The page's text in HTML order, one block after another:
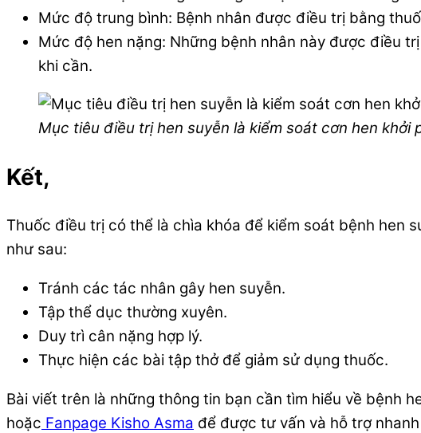
Mức độ trung bình: Bệnh nhân được điều trị bằng
Mức độ hen nặng: Những bệnh nhân này được điều
khi cần.
Mục tiêu điều trị hen suyễn là kiểm soát cơn hen khởi
Kết,
Thuốc điều trị có thể là chìa khóa để kiểm soát bệnh hen
như sau:
Tránh các tác nhân gây hen suyễn.
Tập thể dục thường xuyên.
Duy trì cân nặng hợp lý.
Thực hiện các bài tập thở để giảm sử dụng thuốc.
Bài viết trên là những thông tin bạn cần tìm hiểu về bệnh
hoặc Fanpage Kisho Asma để được tư vấn và hỗ trợ